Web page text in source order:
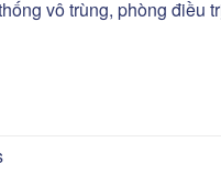
vô trùng, phòng điều